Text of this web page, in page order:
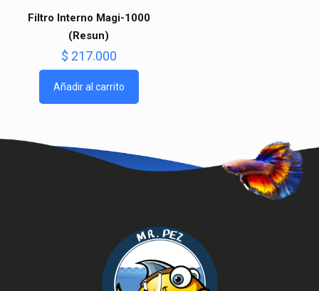
Filtro Interno Magi-1000
(Resun)
$ 217.000
Añadir al carrito